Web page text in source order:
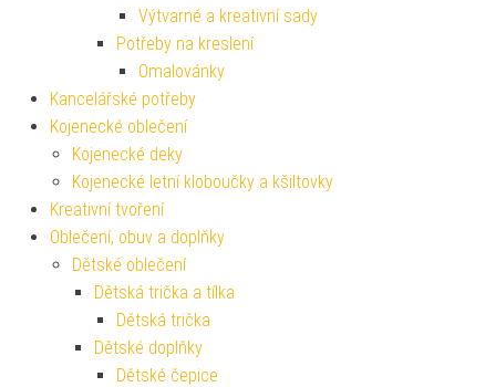
Výtvarné a kreativní sady
Potřeby na kreslení
Omalovánky
Kancelářské potřeby
Kojenecké oblečení
Kojenecké deky
Kojenecké letní kloboučky a kšiltovky
Kreativní tvoření
Oblečení, obuv a doplňky
Dětské oblečení
Dětská trička a tílka
Dětská trička
Dětské doplňky
Dětské čepice